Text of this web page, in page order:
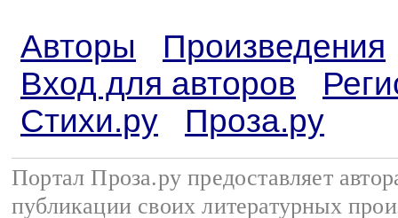
Авторы
Произведения
Вход для авторов
Стихи.ру
Проза.ру
Портал Проза.ру предоставляет
публикации своих литературных